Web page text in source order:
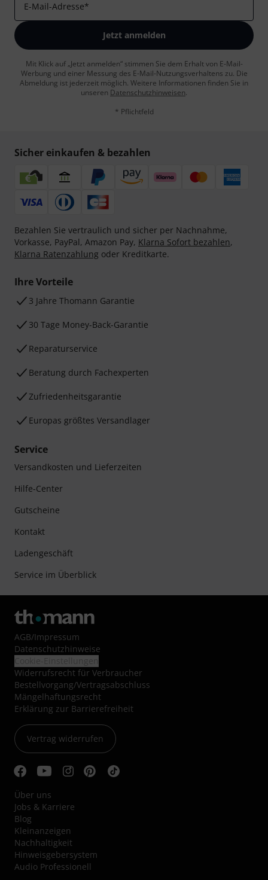
E-Mail-Adresse*
Jetzt anmelden
Mit Klick auf „Jetzt anmelden“ stimmen Sie dem Erhalt von E-Mail-
Werbung und einer Messung des E-Mail-Nutzungsverhaltens zu. Die
Abmeldung ist jederzeit möglich. Weitere Informationen finden Sie in
unseren Datenschutzhinweisen.
* Pflichtfeld
Sicher einkaufen & bezahlen
Bezahlen Sie vertraulich und sicher per Nachnahme,
Vorkasse, PayPal, Amazon Pay, Klarna Sofort bezahlen,
Klarna Ratenzahlung oder Kreditkarte.
Ihre Vorteile
3 Jahre Thomann Garantie
30 Tage Money-Back-Garantie
Reparaturservice
Beratung durch Fachexperten
Zufriedenheitsgarantie
Europas größtes Versandlager
Service
Versandkosten und Lieferzeiten
Hilfe-Center
Gutscheine
Kontakt
Ladengeschäft
Service im Überblick
AGB/Impressum
Datenschutzhinweise
Widerrufsrecht für Verbraucher
Bestellvorgang/Vertragsabschluss
Mängelhaftungsrecht
Erklärung zur Barrierefreiheit
Vertrag widerrufen
Über uns
Jobs & Karriere
Blog
Kleinanzeigen
Nachhaltigkeit
Hinweisgebersystem
Audio Professionell